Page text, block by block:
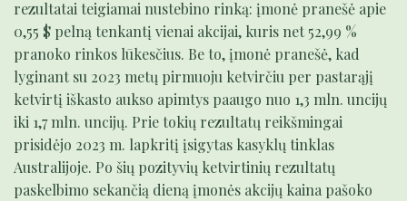
rezultatai teigiamai nustebino rinką: įmonė pranešė apie
0,55 $ pelną tenkantį vienai akcijai, kuris net 52,99 %
pranoko rinkos lūkesčius. Be to, įmonė pranešė, kad
lyginant su 2023 metų pirmuoju ketvirčiu per pastarąjį
ketvirtį iškasto aukso apimtys paaugo nuo 1,3 mln. uncijų
iki 1,7 mln. uncijų. Prie tokių rezultatų reikšmingai
prisidėjo 2023 m. lapkritį įsigytas kasyklų tinklas
Australijoje. Po šių pozityvių ketvirtinių rezultatų
paskelbimo sekančią dieną įmonės akcijų kaina pašoko